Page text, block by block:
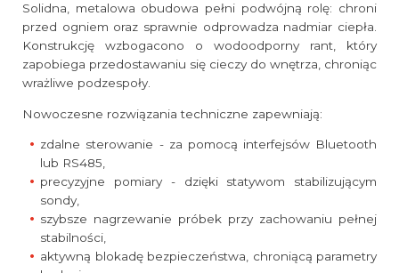
Solidna, metalowa obudowa pełni podwójną rolę: chroni
przed ogniem oraz sprawnie odprowadza nadmiar ciepła.
Konstrukcję wzbogacono o wodoodporny rant, który
zapobiega przedostawaniu się cieczy do wnętrza, chroniąc
wrażliwe podzespoły.
Nowoczesne rozwiązania techniczne zapewniają:
zdalne sterowanie - za pomocą interfejsów Bluetooth
lub RS485,
precyzyjne pomiary - dzięki statywom stabilizującym
sondy,
szybsze nagrzewanie próbek przy zachowaniu pełnej
stabilności,
aktywną blokadę bezpieczeństwa, chroniącą parametry